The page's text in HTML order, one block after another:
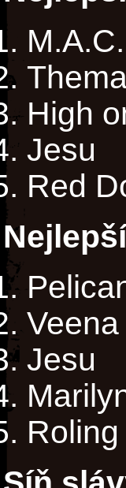
High
Jesu
Red
Veena
Jesu